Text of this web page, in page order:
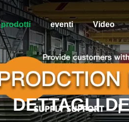
prodotti eventi Video
DETTAGLI